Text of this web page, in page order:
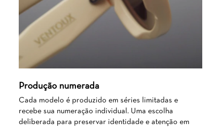
Produção numerada
Cada modelo é produzido em séries limitadas e
recebe sua numeração individual. Uma escolha
deliberada para preservar identidade e atenção em